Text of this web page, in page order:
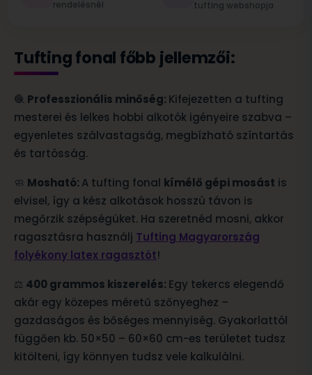
rendelésnél
tufting webshopja
Tufting fonal főbb jellemzői:
🧶 Professzionális minőség: Kifejezetten a tufting
mesterei és lelkes hobbi alkotók igényeire szabva –
egyenletes szálvastagság, megbízható színtartás
és tartósság.
🧼 Mosható: A tufting fonal kímélő gépi mosást is
elvisel, így a kész alkotások hosszú távon is
megőrzik szépségüket. Ha szeretnéd mosni, akkor
ragasztásra használj Tufting Magyarország
folyékony latex ragasztót!
⚖️ 400 grammos kiszerelés: Egy tekercs elegendő
akár egy közepes méretű szőnyeghez –
gazdaságos és bőséges mennyiség. Gyakorlattól
függően kb. 50×50 – 60×60 cm-es területet tudsz
kitölteni, így könnyen tudsz vele kalkulálni.